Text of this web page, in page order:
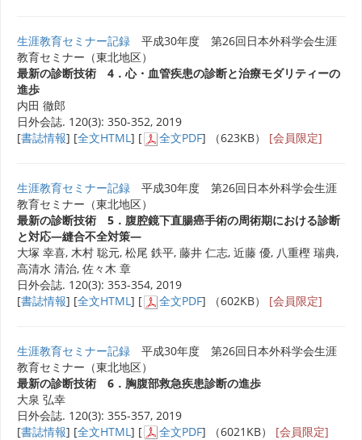
生涯教育セミナー記録 平成30年度 第26回日本外科学会生涯
教育セミナー（東北地区）
最新の診断技術 4．心・血管疾患の診断と治療モダリティーの
進歩
内田 徹郎
日外会誌. 120(3): 350-352, 2019
[書誌情報] [全文HTML] [ 全文PDF] （623KB） [会員限定]
生涯教育セミナー記録 平成30年度 第26回日本外科学会生涯
教育セミナー（東北地区）
最新の診断技術 5．腹腔鏡下直腸癌手術の周術期における診断
と対応―縫合不全対策―
大塚 幸喜, 木村 聡元, 松尾 鉄平, 藤井 仁志, 近藤 優, 八重樫 瑞典,
高清水 清治, 佐々木 章
日外会誌. 120(3): 353-354, 2019
[書誌情報] [全文HTML ] [ 全文PDF] （602KB） [会員限定]
生涯教育セミナー記録 平成30年度 第26回日本外科学会生涯
教育セミナー（東北地区）
最新の診断技術 6．胸腹部救急疾患診断の進歩
大泉 弘幸
日外会誌. 120(3): 355-357, 2019
[書誌情報] [全文HTML ] [ 全文PDF] （6021KB） [会員限定]